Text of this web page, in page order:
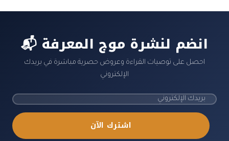
📬 انضم لنشرة موج المعرفة
احصل على توصيات القراءة وعروض حصرية مباشرة في بريدك
الإلكتروني
اشترك الآن